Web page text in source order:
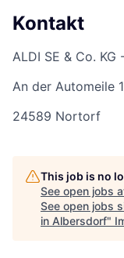
Kontakt
ALDI SE & Co.
An der Automeile 1
24589 Nortorf
This job is no
See open jobs
See open jobs
in Albersdorf"